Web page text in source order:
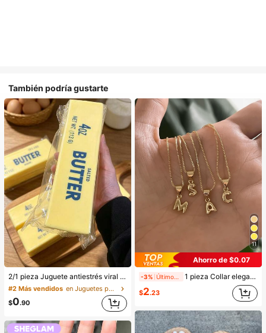
También podría gustarte
2/1 pieza Juguete antiestrés viral de mantequilla suave y lindo de gran tamaño, juguete de alivio del estrés, estimulación sensorial, pelota antiestrés, adecuado como regalo de Pascua, cumpleaños, graduación, favor de fiesta, suministros para despedida de soltera, estilo dumpling de rebote lento, estético, regalo de Navidad
#2 Más vendidos
en Juguetes para apretar para adolescentes
$0.90
11
Ahorro de $0.07
-3% 1 pieza Collar elegante y creativo de acero inoxidable con letra del alfabeto inglés en estilo burbuja, color dorado, collar personalizado casual para mujer, cadena de clavícula
$2.23